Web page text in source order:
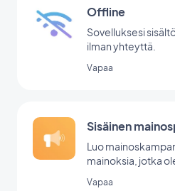
Offline
Sovelluksesi
ilman yhteyttä.
Vapaa
Sisäinen
Luo
mainoksia, jotka
Vapaa